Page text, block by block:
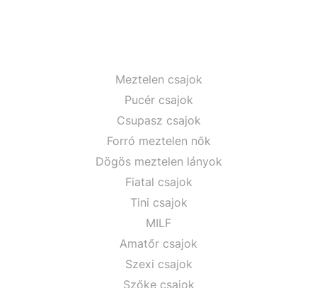
Meztelen csajok
Pucér csajok
Csupasz csajok
Forró meztelen nők
Dögös meztelen lányok
Fiatal csajok
Tini csajok
MILF
Amatőr csajok
Szexi csajok
Szőke csajok